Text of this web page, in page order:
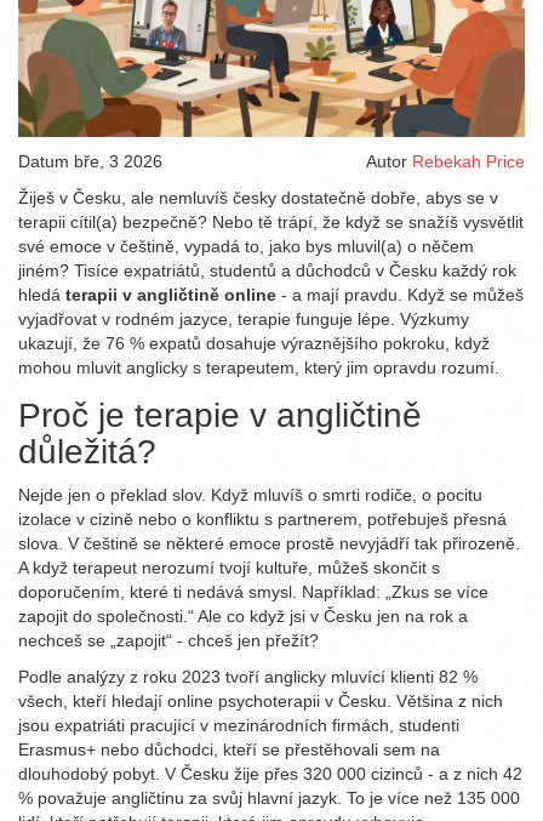
Datum bře, 3 2026 Autor Rebekah Price
Žiješ v Česku, ale nemluvíš česky dostatečně dobře, abys se v
terapii cítil(a) bezpečně? Nebo tě trápí, že když se snažíš vysvětlit
své emoce v češtině, vypadá to, jako bys mluvil(a) o něčem
jiném? Tisíce expatriátů, studentů a důchodců v Česku každý rok
hledá terapii v angličtině online - a mají pravdu. Když se můžeš
vyjadřovat v rodném jazyce, terapie funguje lépe. Výzkumy
ukazují, že 76 % expatů dosahuje výraznějšího pokroku, když
mohou mluvit anglicky s terapeutem, který jim opravdu rozumí.
Proč je terapie v angličtině
důležitá?
Nejde jen o překlad slov. Když mluvíš o smrti rodiče, o pocitu
izolace v cizině nebo o konfliktu s partnerem, potřebuješ přesná
slova. V češtině se některé emoce prostě nevyjádří tak přirozeně.
A když terapeut nerozumí tvojí kultuře, můžeš skončit s
doporučením, které ti nedává smysl. Například: „Zkus se více
zapojit do společnosti.“ Ale co když jsi v Česku jen na rok a
nechceš se „zapojit“ - chceš jen přežít?
Podle analýzy z roku 2023 tvoří anglicky mluvící klienti 82 %
všech, kteří hledají online psychoterapii v Česku. Většina z nich
jsou expatriáti pracující v mezinárodních firmách, studenti
Erasmus+ nebo důchodci, kteří se přestěhovali sem na
dlouhodobý pobyt. V Česku žije přes 320 000 cizinců - a z nich 42
% považuje angličtinu za svůj hlavní jazyk. To je více než 135 000